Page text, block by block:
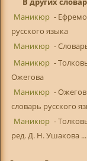
Маникюр -
русского языка
Маникюр -
Маникюр -
Ожегова
Маникюр -
словарь русского
Маникюр -
ред. Д. Н. Ушакова ...